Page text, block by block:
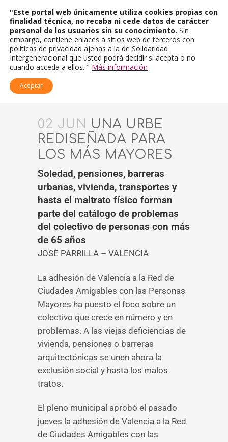
02 JUN UNA URBE
REDISEÑADA PARA
LOS MÁS MAYORES
Soledad, pensiones, barreras
urbanas, vivienda, transportes y
hasta el maltrato físico forman
parte del catálogo de problemas
del colectivo de personas con más
de 65 años
JOSÉ PARRILLA – VALENCIA
La adhesión de Valencia a la Red de
Ciudades Amigables con las Personas
Mayores ha puesto el foco sobre un
colectivo que crece en número y en
problemas. A las viejas deficiencias de
vivienda, pensiones o barreras
arquitectónicas se unen ahora la
exclusión social y hasta los malos
tratos.
­El pleno municipal aprobó el pasado
jueves la adhesión de Valencia a la Red
de Ciudades Amigables con las
"Este portal web únicamente utiliza cookies propias con
finalidad técnica, no recaba ni cede datos de carácter
personal de los usuarios sin su conocimiento. Sin
embargo, contiene enlaces a sitios web de terceros con
políticas de privacidad ajenas a la de Solidaridad
Intergeneracional que usted podrá decidir si acepta o no
cuando acceda a ellos. " Más información
Aceptar